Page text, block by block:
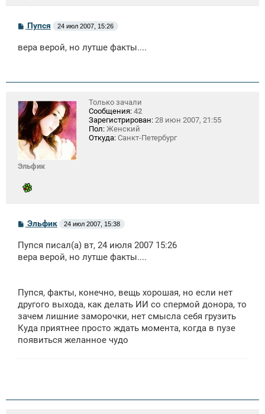
С
о
б
и
Пупся 24 июл 2007, 15:26
вера верой, но лутше факты....
Эльфик
Только зачали
Сообщения: 42
Зарегистрирован: 28 июн 2007, 21:55
Пол: Женский
Откуда: Санкт-Петербург
С
о
б
щ
Эльфик 24 июл 2007, 15:38
Пупся писал(а) вт, 24 июля 2007 15:26
вера верой, но лутше факты....
Пупся, факты, конечно, вещь хорошая, но если нет
другого выхода, как делать ИИ со спермой донора, то
зачем лишние заморочки, нет смысла себя грузить
Куда приятнее просто ждать момента, когда в пузе
появиться желанное чудо